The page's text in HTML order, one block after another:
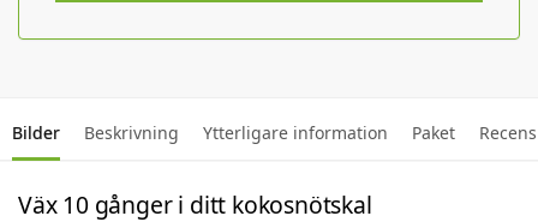
Bilder Beskrivning Ytterligare information Paket
Väx 10 gånger i ditt kokosnötskal